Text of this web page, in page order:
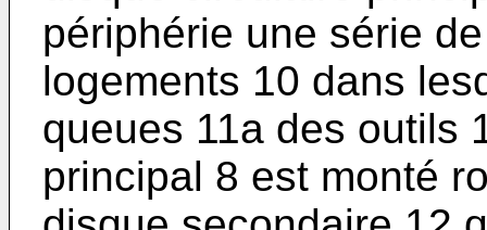
périphérie une série
logements 10 dans
queues 11a des outils
principal 8 est monté